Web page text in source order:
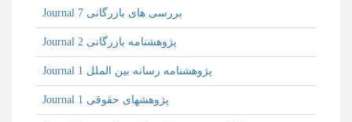
Journal بررسی های بازرگانی 7
Journal پژوهشنامه بازرگانی 2
Journal پژوهشنامه رسانه بین الملل 1
Journal پژوهشهای حقوقی 1